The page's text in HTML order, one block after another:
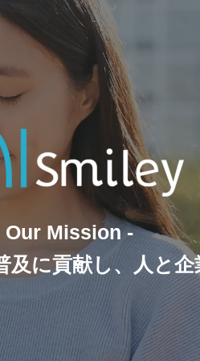
Our Mission -
及に貢献し、人と